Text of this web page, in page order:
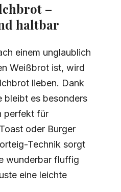
–
haltbar
einem unglaublich
Weißbrot ist, wird
lieben. Dank
bleibt es besonders
perfekt für
oder Burger
Technik sorgt
wunderbar fluffig
eine leichte